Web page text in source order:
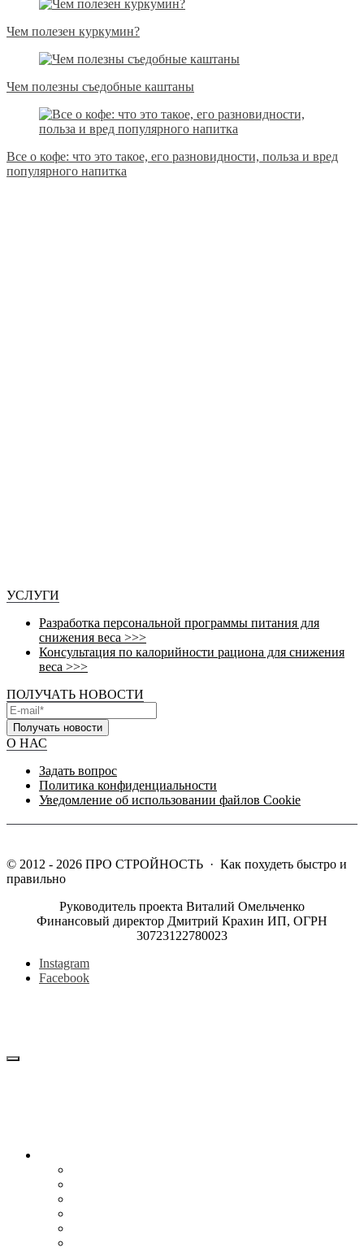
Чем полезен куркумин?
Чем полезны съедобные каштаны
Все о кофе: что это такое, его разновидности, польза и вред
популярного напитка
УСЛУГИ
Разработка персональной программы питания для
снижения веса >>>
Консультация по калорийности рациона для снижения
веса >>>
ПОЛУЧАТЬ НОВОСТИ
Получать новости
О НАС
Задать вопрос
Политика конфиденциальности
Уведомление об использовании файлов Cookie
© 2012 - 2026 ПРО СТРОЙНОСТЬ · Как похудеть быстро и
правильно
Руководитель проекта Виталий Омельченко
Финансовый директор Дмитрий Крахин ИП, ОГРН
30723122780023
Instagram
Facebook